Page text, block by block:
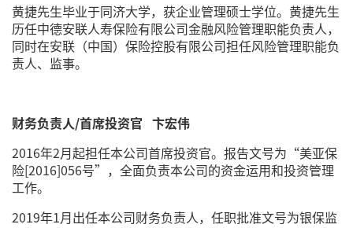
黄捷先生毕业于同济大学，获企业管理硕士学位。黄捷先生
历任中德安联人寿保险有限公司金融风险管理职能负责人，
同时在安联（中国）保险控股有限公司担任风险管理职能负
责人、监事。
财务负责人/首席投资官 卞宏伟
2016年2月起担任本公司首席投资官。报告文号为“美亚保
险[2016]056号”，全面负责本公司的资金运用和投资管理
工作。
2019年1月出任本公司财务负责人，任职批准文号为银保监